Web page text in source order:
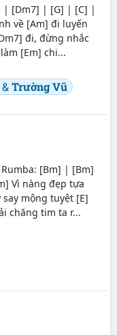
| [Dm7] | [G] | [C] |
về [Am] đi luyến
đi, đừng nhắc
[Em] chi...
Trường Vũ
[Bm] | [Bm]
Vì nàng đẹp tựa
mộng tuyệt [E]
chăng tim ta r...